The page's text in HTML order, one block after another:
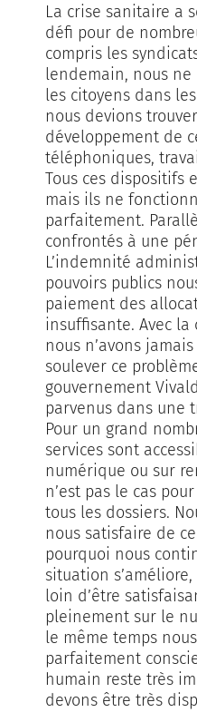
La crise sanitaire a
défi pour de
compris les
lendemain, nous
les citoyens dans
nous devions
développement de
téléphoniques,
Tous ces dispositifs
mais ils ne
parfaitement.
confrontés à une
L’indemnité
pouvoirs publics
paiement des
insuffisante. Avec
nous n’avons
soulever ce
gouvernement
parvenus dans une
Pour un grand
services sont
numérique ou sur
n’est pas le cas
tous les dossiers.
nous satisfaire de
pourquoi nous
situation
loin d’être
pleinement sur le
le même temps
parfaitement
humain reste très
devons être très